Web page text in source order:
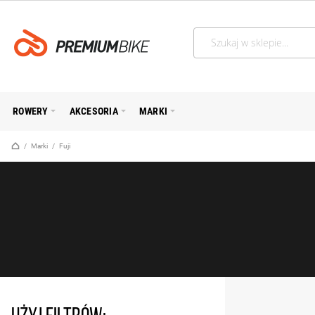
Szukaj
ROWERY AKCESORIA MARKI
Strona główna
Marki Fuji